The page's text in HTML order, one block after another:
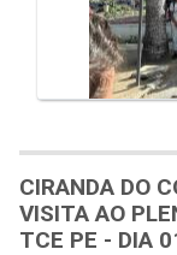
CIRANDA DO
VISITA AO
TCE PE - DIA